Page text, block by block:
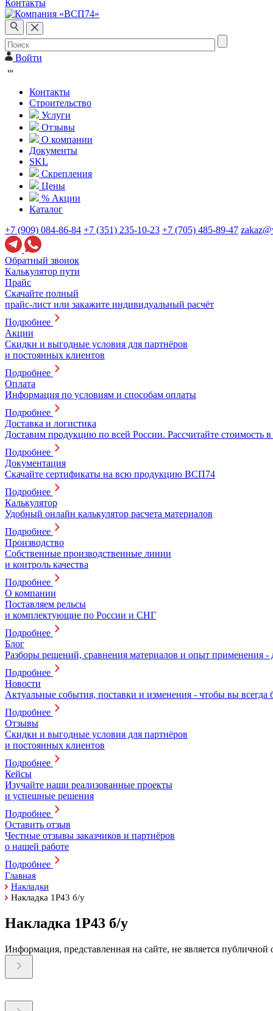
Контакты
Войти
Контакты
Строительство
Услуги
Отзывы
О компании
Документы
SKL
Скрепления
Цены
% Акции
Каталог
+7 (909) 084-86-84 +7 (351) 235-10-23 +7 (705) 485-89-47
Обратный звонок
Калькулятор пути
Прайс
Скачайте полный
прайс-лист или закажите индивидуальный расчёт
Подробнее
Акции
Скидки и выгодные условия для партнёров
и постоянных клиентов
Подробнее
Оплата
Информация по условиям и способам оплаты
Подробнее
Доставка и логистика
Доставим продукцию по всей России. Рассчитайте стоимость в
Подробнее
Документация
Скачайте сертификаты на всю продукцию ВСП74
Подробнее
Калькулятор
Удобный онлайн калькулятор расчета материалов
Подробнее
Производство
Собственные производственные линии
и контроль качества
Подробнее
О компании
Поставляем рельсы
и комплектующие по России и СНГ
Подробнее
Блог
Разборы решений, сравнения материалов и опыт применения
Подробнее
Новости
Актуальные события, поставки и изменения - чтобы вы всегда
Подробнее
Отзывы
Скидки и выгодные условия для партнёров
и постоянных клиентов
Подробнее
Кейсы
Изучайте наши реализованные проекты
и успешные решения
Подробнее
Оставить отзыв
Честные отзывы заказчиков и партнёров
о нашей работе
Подробнее
Главная
Накладки
Накладка 1Р43 б/у
Накладка 1Р43 б/у
Информация, представленная на сайте, не является публичной